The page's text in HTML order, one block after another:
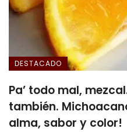
DESTACADO
Pa’ todo mal,
también.
alma, sabor y color!